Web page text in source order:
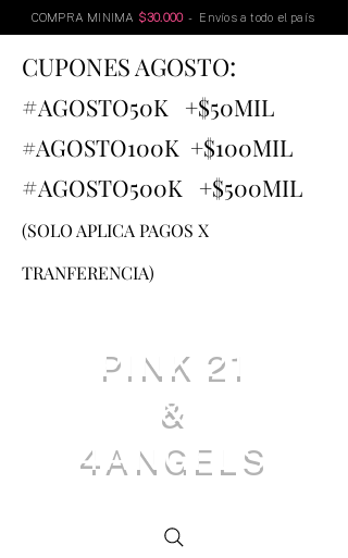
COMPRA MINIMA $30.000 - Envíos a todo el país
CUPONES AGOSTO:
#AGOSTO50K +$50MIL
#AGOSTO100K +$100MIL
#AGOSTO500K +$500MIL
(SOLO APLICA PAGOS X
TRANFERENCIA)
PINK 21
&
4ANGELS